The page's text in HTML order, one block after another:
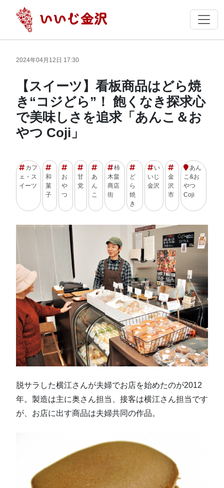
2024年04月12日 17:30
【スイーツ】看板商品はどら焼
き“コジどら”！ 飽くなき探求心
で美味しさを追求「あんこ＆お
やつ Coji」
カフ
ェ・ス
イーツ
和
菓
子
お
や
つ
甘
党
あ
ん
こ
柿
木畠
商店
街
ど
ら
焼
き
い
いじ
金沢
金
沢
市
あん
こ&お
やつ
Coji
脱サラした横江さんが夫婦でお店を始めたのが2012
年。製造は主に奥さん担当、接客は横江さん担当です
が、お店に出す商品は夫婦共同の作品。